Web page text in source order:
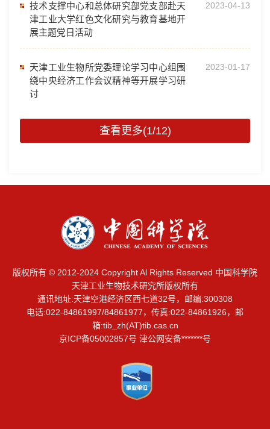
技术支撑中心和总体研究部党支部赴天
津工业大学红色文化研究与教育基地开
展主题党日活动
2023-04-13
天津工业生物所党委理论学习中心组围
绕中央经济工作会议精神等开展学习研
讨
2023-01-17
查看更多(1/12)
版权所有 © 2012-2024 Copyright Al Rights Reserved 中国科学院
天津工业生物技术研究所版权所有
通讯地址:天津空港经济区西七道32号，邮编:300308
电话:022-84861997/84861977，传真:022-84861926，邮
箱:tib_zh(AT)tib.cas.cn
京ICP备05002857号 津公网安备*******号